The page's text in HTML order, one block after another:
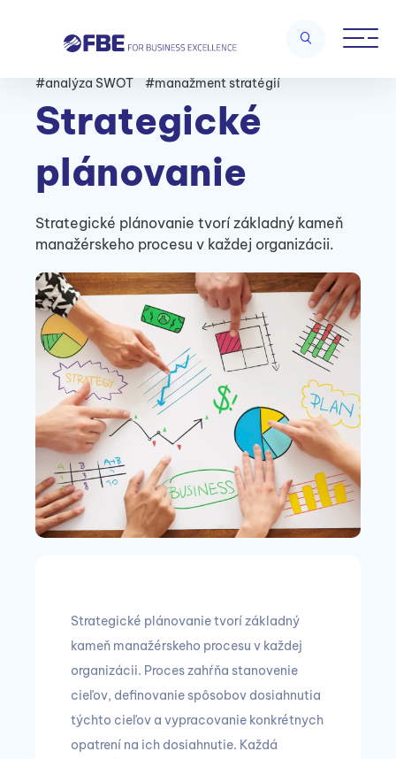
#analýza SWOT #manažment stratégií
Strategické
plánovanie
Strategické plánovanie tvorí základný kameň
manažérskeho procesu v každej organizácii.
Strategické plánovanie tvorí základný
kameň manažérskeho procesu v každej
organizácii. Proces zahŕňa stanovenie
cieľov, definovanie spôsobov dosiahnutia
týchto cieľov a vypracovanie konkrétnych
opatrení na ich dosiahnutie. Každá